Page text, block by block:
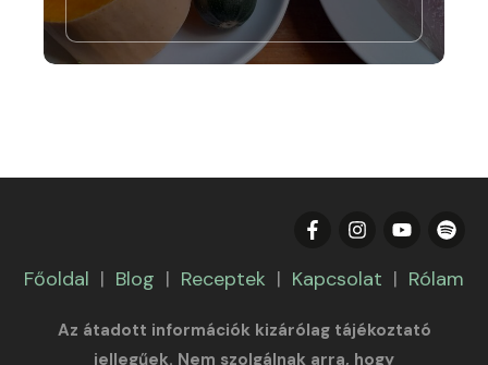
Főoldal | Blog | Receptek | Kapcsolat | Rólam
Az átadott információk kizárólag tájékoztató
jellegűek. Nem szolgálnak arra, hogy